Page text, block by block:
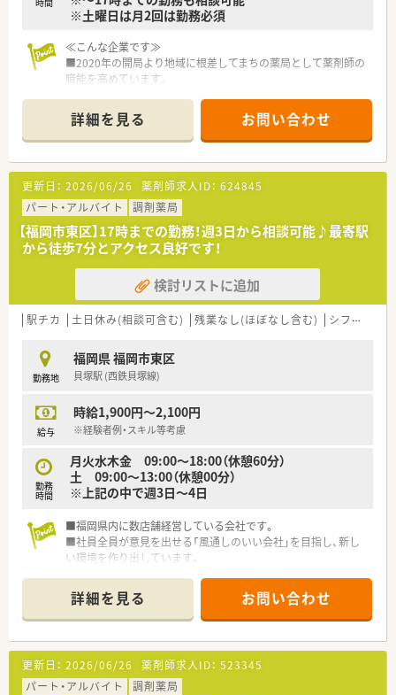
※土曜日は月2回は勤務必須
≪こんな企業です≫
■2020年の開局より地域に根差してまちの薬局として薬剤師の
職能を高めています。
ます。
■地域密着型の薬局としてかかりつけにも積極に取り組んでい
ます。
≪こんな薬局です≫
■シフトは木土の午後＋日曜日のお休みになる可能性が高いで
す。
■基本的に午前中が忙しく、午後も稀に繁忙時間となります。
■毎日夕方の落ち着いた時間に薬剤の在庫管理をされておりま
す。
詳細を見る お問い合わせ
更新日： 2026/06/26 薬剤師求人ID： 624845
パート・アルバイト
調剤薬局
【福岡市東区】17時までの勤務！週3日から相談可能♪最寄駅
から徒歩7分とアクセス良好です！
検討リストに追加
駅チカ 土日休み(相談可含む) 残業なし(ほぼなし含む) シフト制
勤務地
福岡県 福岡市東区
貝塚駅 (西鉄貝塚線)
給与
時給1,900円～2,100円
※経験者例・スキル等考慮
勤務
時間
月火水木金 09:00～18:00（休憩60分）
土 09:00～13:00（休憩00分）
※上記の中で週3日～4日
■福岡県内に数店舗経営している会社です。
■社員全員が意見を出せる「風通しのいい会社」を目指し、新し
い環境を作り出しています。
安心してご就業頂ける環境です。
■東区箱崎に3店舗、朝倉に1店舗を展開する個人薬局です。
■薬局として禁煙指導にも力を入れていらっしゃいます。
■社内研修なども充実しております。
詳細を見る お問い合わせ
更新日： 2026/06/26 薬剤師求人ID： 523345
パート・アルバイト
調剤薬局